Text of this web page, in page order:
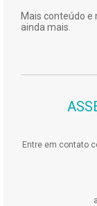
Mais conteúdo
ainda mais.
Entre em contato